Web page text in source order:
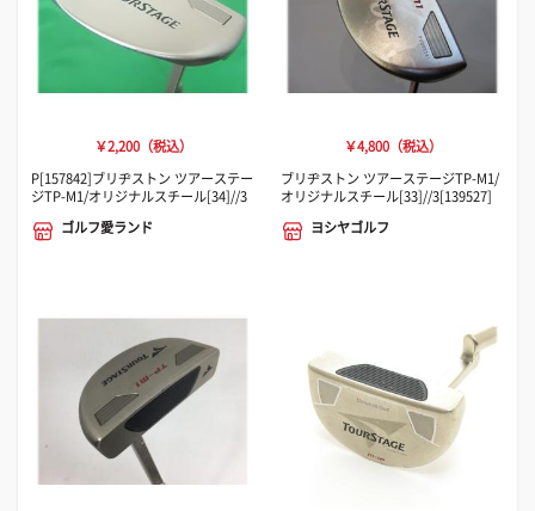
￥2,200（税込）
P[157842]ブリヂストン ツアーステー
ジTP-M1/オリジナルスチール[34]//3
ゴルフ愛ランド
￥4,800（税込）
ブリヂストン ツアーステージTP-M1/
オリジナルスチール[33]//3[139527]
ヨシヤゴルフ